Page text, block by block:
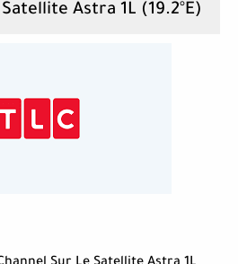
Satellite Astra 1L (19.2°E) - تردد قناة